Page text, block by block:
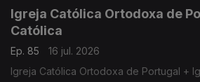
Igreja Católica Ortodoxa de
Católica
Ep. 85
16 jul. 2026
Igreja Católica Ortodoxa de Portugal +